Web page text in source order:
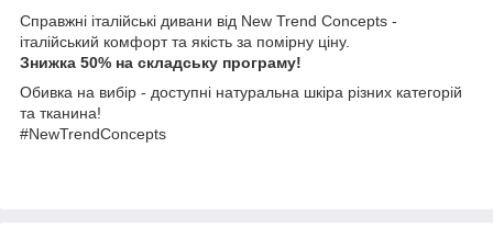
Справжні італійські дивани від New Trend Concepts -
італійський комфорт та якість за помірну ціну.
Знижка 50% на складську програму!
Обивка на вибір - доступні натуральна шкіра різних категорій
та тканина!
#NewTrendConcepts